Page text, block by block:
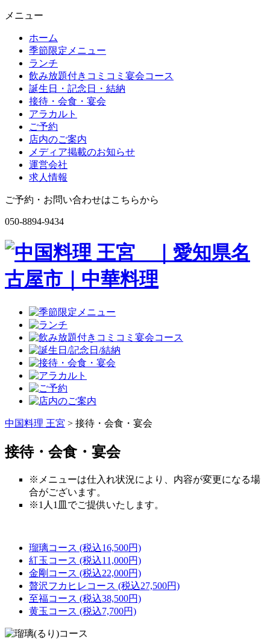
メニュー
ホーム
季節限定メニュー
ランチ
飲み放題付きコミコミ宴会コース
誕生日・記念日・結納
接待・会食・宴会
アラカルト
ご予約
店内のご案内
メディア掲載のお知らせ
運営会社
求人情報
ご予約・お問い合わせはこちらから
050-8894-9434
中国料理 王宮 > 接待・会食・宴会
接待・会食・宴会
※メニューは仕入れ状況により、内容が変更になる場
合がございます。
※1人1皿でご提供いたします。
瑠璃コース (税込16,500円)
紅玉コース (税込11,000円)
金剛コース (税込22,000円)
贅沢フカヒレコース (税込27,500円)
至福コース (税込38,500円)
黄玉コース (税込7,700円)